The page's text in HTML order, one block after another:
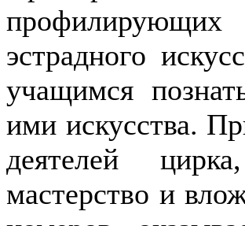
эстрадного
учащимся
ими искусства.
деятелей
мастерство и